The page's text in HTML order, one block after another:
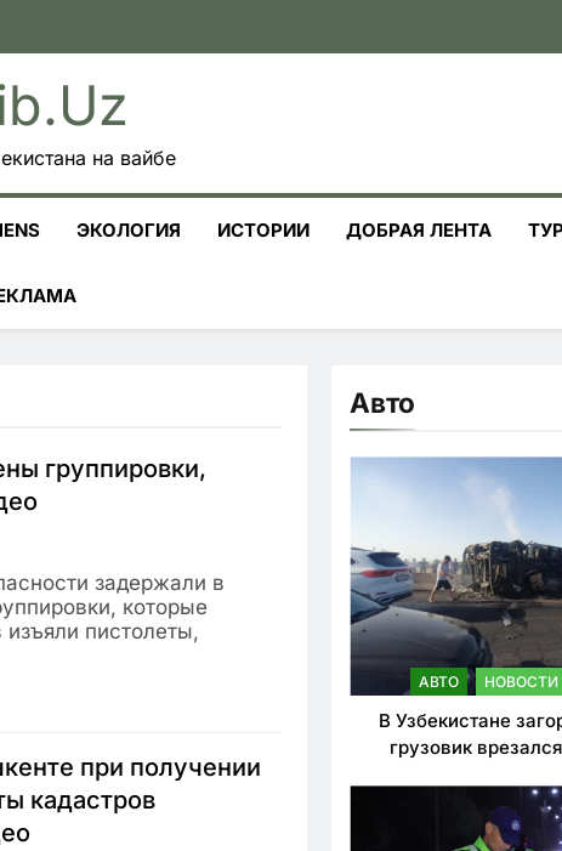
на вайбе
ЭКОЛОГИЯ ИСТОРИИ ДОБРАЯ ЛЕНТА
группировки,
задержали в
которые
пистолеты,
при получении
кадастров
Авто
АВТО НОВОСТИ
В Узбекистане
грузовик